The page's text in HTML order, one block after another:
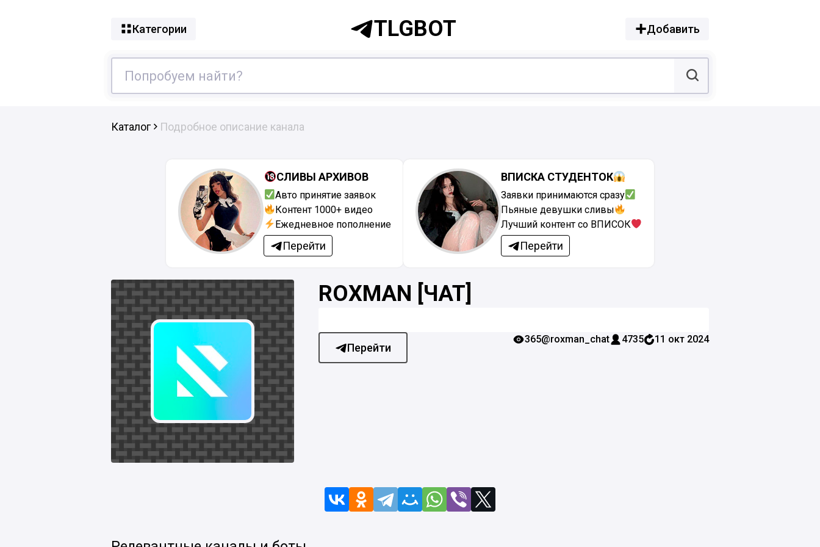
Категории TLGBOT Добавить
Каталог Подробное описание канала
СЛИВЫ АРХИВОВ
Авто принятие заявок
Контент 1000+ видео
Ежедневное пополнение
Перейти
ВПИСКА СТУДЕНТОК
Заявки принимаются сразу
Пьяные девушки сливы
Лучший контент со ВПИСОК
Перейти
ROXMAN [ЧАТ]
Перейти
365@roxman_chat 4735 11 окт 2024